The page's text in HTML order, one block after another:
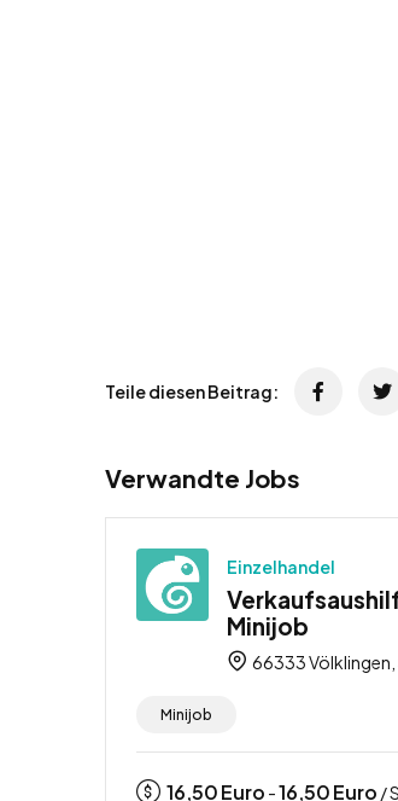
Teile diesen Beitrag:
Verwandte Jobs
Einzelhandel
Minijob
66333
Minijob
16,50Euro -16,50Euro /